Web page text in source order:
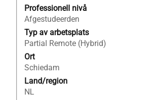
Professionell nivå
Afgestudeerden
Typ av arbetsplats
Partial Remote (Hybrid)
Ort
Schiedam
Land/region
NL
visa
allt
innehåll
i
jobbeskrivningen.